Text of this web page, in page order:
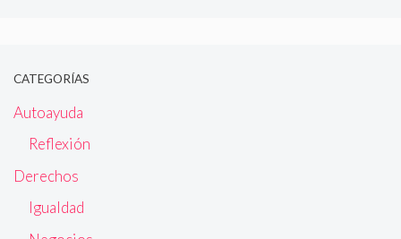
CATEGORÍAS
Autoayuda
Reflexión
Derechos
Igualdad